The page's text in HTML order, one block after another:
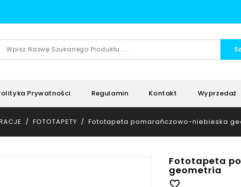
Prywatności Regulamin Kontakt Wyprzedaż
FOTOTAPETY Fototapeta pomarańczowo-niebieska
Fototapeta
geometria
favorite_border